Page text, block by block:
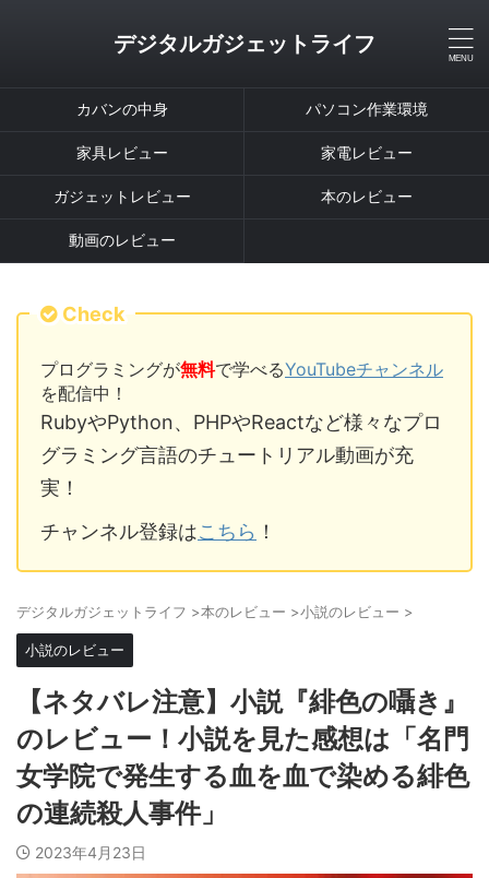
デジタルガジェットライフ
カバンの中身 パソコン作業環境
家具レビュー 家電レビュー
ガジェットレビュー 本のレビュー
動画のレビュー
Check
プログラミングが無料で学べるYouTubeチャンネル
を配信中！
RubyやPython、PHPやReactなど様々なプロ
グラミング言語のチュートリアル動画が充
実！
チャンネル登録はこちら ！
デジタルガジェットライフ >本のレビュー >小説のレビュー >
小説のレビュー
【ネタバレ注意】小説『緋色の囁き』
のレビュー！小説を見た感想は「名門
女学院で発生する血を血で染める緋色
の連続殺人事件」
2023年4月23日